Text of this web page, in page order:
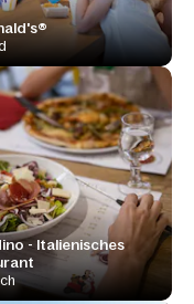
- Italienisches